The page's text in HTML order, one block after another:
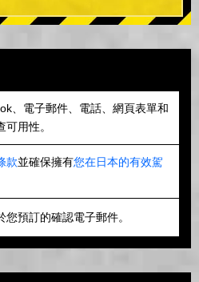
、電子郵件、電話、網頁表單和
用性。
款並確保擁有您在日本的有效駕
您預訂的確認電子郵件。